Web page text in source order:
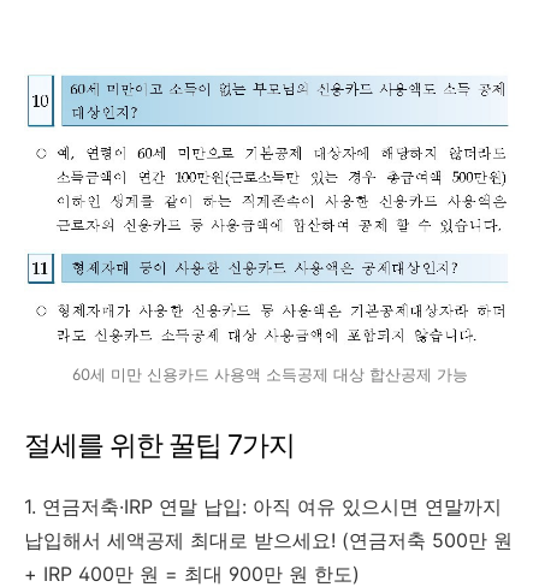
60세 미만 신용카드 사용액 소득공제 대상 합산공제 가능
절세를 위한 꿀팁 7가지
1. 연금저축·IRP 연말 납입: 아직 여유 있으시면 연말까지
납입해서 세액공제 최대로 받으세요! (연금저축 500만 원
+ IRP 400만 원 = 최대 900만 원 한도)